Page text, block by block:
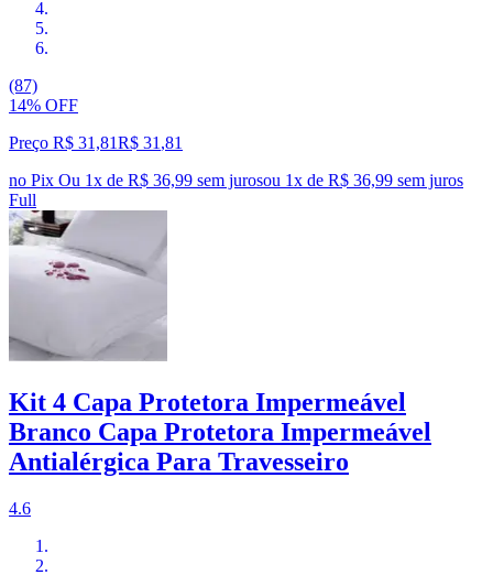
(87)
14% OFF
Preço R$ 31,81R$ 31 ,81
no Pix Ou 1x de R$ 36,99 sem jurosou 1x de R$ 36,99 sem juros
Full
Kit 4 Capa Protetora Impermeável
Branco Capa Protetora Impermeável
Antialérgica Para Travesseiro
4.6